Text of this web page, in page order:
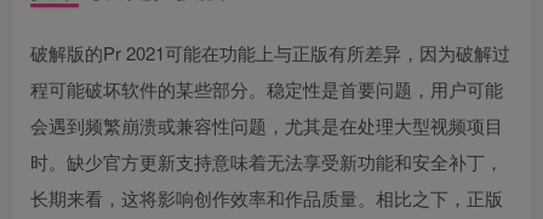
破解版的Pr 2021可能在功能上与正版有所差异，因为破解过
程可能破坏软件的某些部分。稳定性是首要问题，用户可能
会遇到频繁崩溃或兼容性问题，尤其是在处理大型视频项目
时。缺少官方更新支持意味着无法享受新功能和安全补丁，
长期来看，这将影响创作效率和作品质量。相比之下，正版